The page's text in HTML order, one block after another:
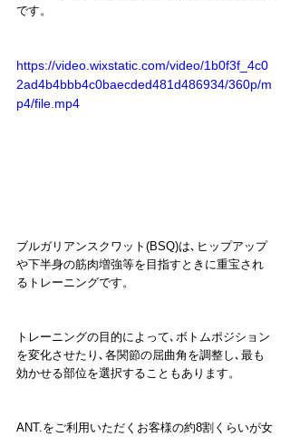
です。
https://video.wixstatic.com/video/1b0f3f_4c0
2ad4b4bbb4c0baecded481d486934/360p/m
p4/file.mp4
ブルガリアンスクワット(BSQ)は､ヒップアップ
や下半身の筋肉増強等を目指すときに重宝され
るトレーニングです。
トレーニングの目的によって､ボトムポジション
を変化させたり､各関節の屈曲角を調整し､最も
効かせる部位を選択することもあります。
ANT.をご利用いただくお客様の約8割くらいが女